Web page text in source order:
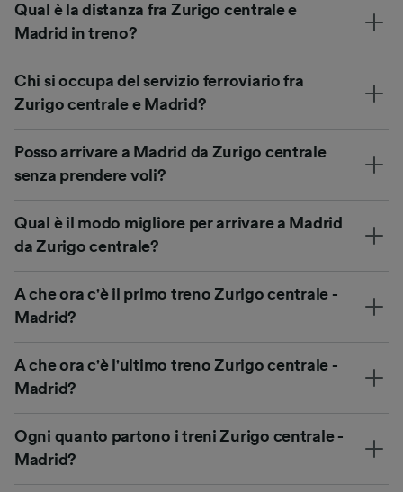
Qual è la distanza fra Zurigo centrale e
Madrid in treno?
Chi si occupa del servizio ferroviario fra
Zurigo centrale e Madrid?
Posso arrivare a Madrid da Zurigo centrale
senza prendere voli?
Qual è il modo migliore per arrivare a Madrid
da Zurigo centrale?
A che ora c'è il primo treno Zurigo centrale -
Madrid?
A che ora c'è l'ultimo treno Zurigo centrale -
Madrid?
Ogni quanto partono i treni Zurigo centrale -
Madrid?